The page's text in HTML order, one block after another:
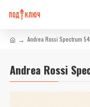
Andrea Rossi Spectrum
Andrea Rossi